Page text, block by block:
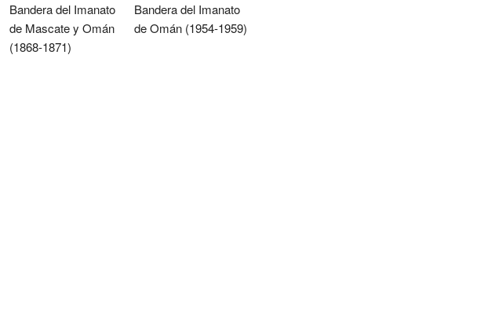
Bandera del Imanato
de Mascate y Omán
(1868-1871)
Bandera del Imanato
de Omán (1954-1959)